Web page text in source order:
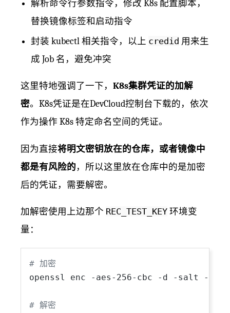
解析命令行参数指令，修改 K8s 配置脚本，
替换镜像标签和启动指令
封装 kubectl 相关指令，以上 credid 用来生
成 Job 名，避免冲突
这里特地强调了一下， K8s集群凭证的加解
密。K8s凭证是在DevCloud控制台下载的，依次
作为操作 K8s 特定命名空间的凭证。
因为直接将明文密钥放在的仓库，或者镜像中
都是有风险的 ，所以这里放在仓库中的是加密
后的凭证，需要解密。
加解密使用上边那个 REC_TEST_KEY 环境变
量：
# 加密
openssl enc -aes-256-cbc -d -salt -
# 解密